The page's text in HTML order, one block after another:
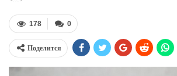
0
178
Поделится